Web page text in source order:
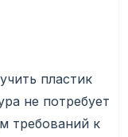
пластик
не потребует
требований к